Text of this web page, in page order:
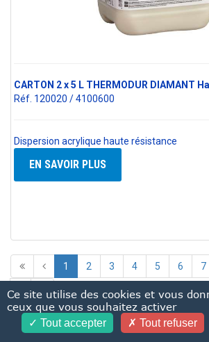
CARTON 2 x 5 L THERMODUR DIAMANT
Réf. 120020 / 4100600
Dispersion acrylique haute résistance
EN SAVOIR PLUS
1 2 3 4 5 6 7
Ce site utilise des cookies et vous
ceux que vous souhaitez activer
Tout accepter Tout refuser